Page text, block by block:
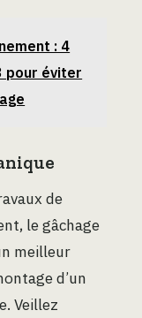
: 4
pour éviter
de
le gâchage
meilleur
d’un
Veillez